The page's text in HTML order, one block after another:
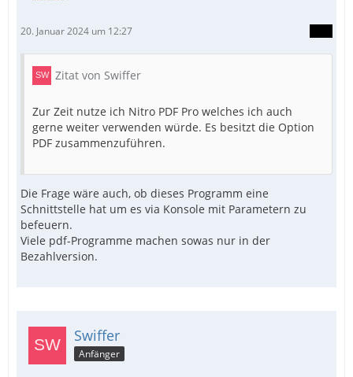
20. Januar 2024 um 12:27
Zitat von Swiffer
Zur Zeit nutze ich Nitro PDF Pro welches ich auch
gerne weiter verwenden würde. Es besitzt die Option
PDF zusammenzuführen.
Die Frage wäre auch, ob dieses Programm eine
Schnittstelle hat um es via Konsole mit Parametern zu
befeuern.
Viele pdf-Programme machen sowas nur in der
Bezahlversion.
Swiffer
Anfänger